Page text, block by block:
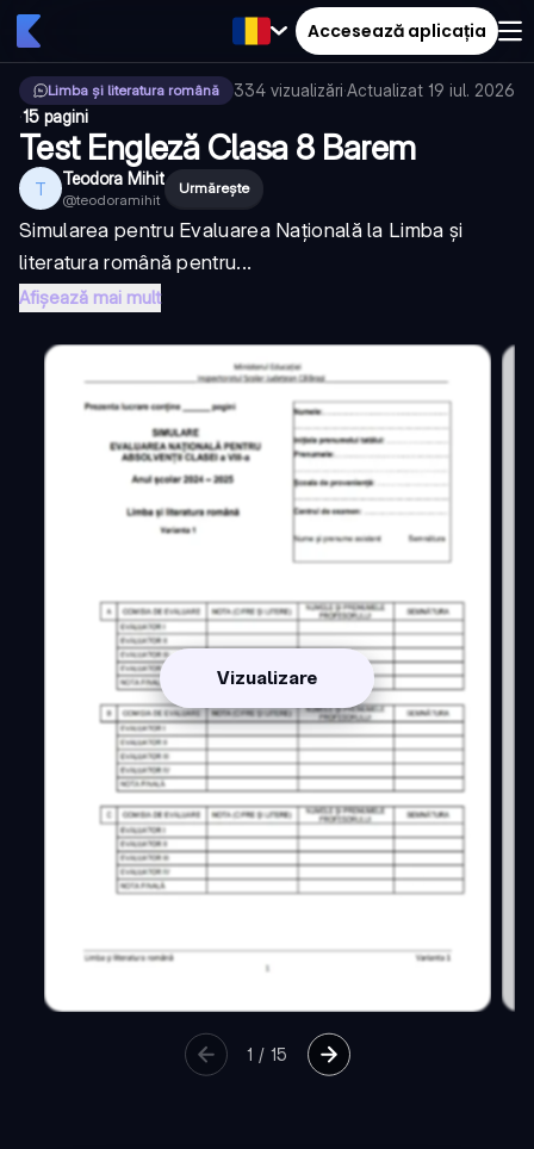
Accesează aplicația
Limba și literatura română 334 vizualizări·Actualizat 19 iul. 2026
·15 pagini
Test Engleză Clasa 8 Barem
T Teodora Mihit
@teodoramihit
Urmărește
Simularea pentru Evaluarea Națională la Limba și
literatura română pentru...
Afișează mai mult
Vizualizare
1 / 15